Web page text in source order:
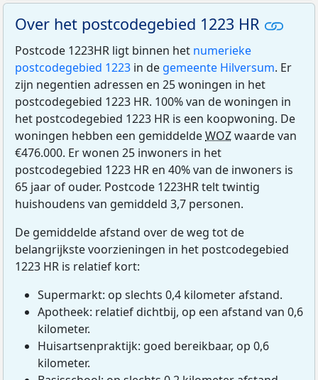
Over het postcodegebied 1223 HR
Postcode 1223HR ligt binnen het numerieke
postcodegebied 1223 in de gemeente Hilversum. Er
zijn negentien adressen en 25 woningen in het
postcodegebied 1223 HR. 100% van de woningen in
het postcodegebied 1223 HR is een koopwoning. De
woningen hebben een gemiddeldeWOZwaarde van
€476.000. Er wonen 25 inwoners in het
postcodegebied 1223 HR en 40% van de inwoners is
65 jaar of ouder. Postcode 1223HR telt twintig
huishoudens van gemiddeld 3,7 personen.
De gemiddelde afstand over de weg tot de
belangrijkste voorzieningen in het postcodegebied
1223 HR is relatief kort:
Supermarkt: op slechts 0,4 kilometer afstand.
Apotheek: relatief dichtbij, op een afstand van 0,6
kilometer.
Huisartsenpraktijk: goed bereikbaar, op 0,6
kilometer.